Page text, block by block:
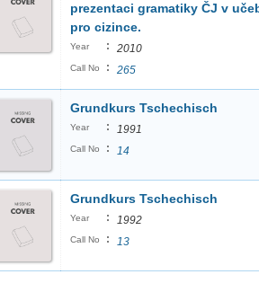
prezentaci gramatiky ČJ v
pro cizince.
Year : 2010
Call No : 265
Grundkurs Tschechisch
Year : 1991
Call No : 14
Grundkurs Tschechisch
Year : 1992
Call No : 13